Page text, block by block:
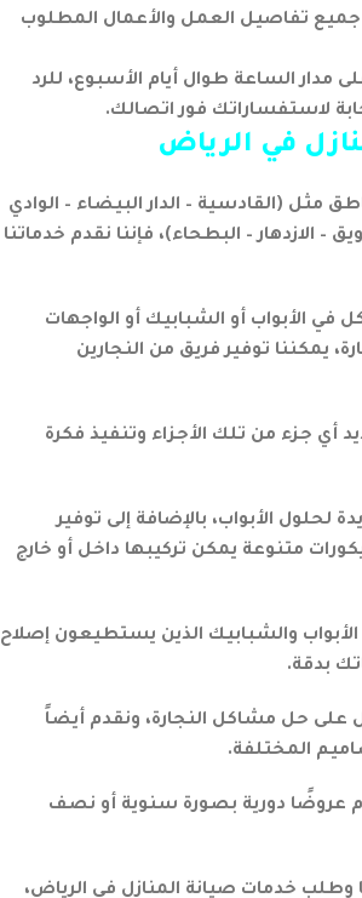
تفاصيل العمل والأعمال المطلوب
مدار الساعة طوال أيام الأسبوع، للرد
لاستفساراتك فور اتصالك.
في الرياض
مثل (القادسية – الدار البيضاء – الوادي
– الازدهار – البطحاء)، فإننا نقدم خدماتنا
الأبواب أو الشبابيك أو الواجهات
يمكننا توفير فريق من النجارين
أي جزء من تلك الأجزاء وتنفيذ فكرة
لحلول الأبواب، بالإضافة إلى توفير
متنوعة يمكن تركيبها داخل أو خارج
الأبواب والشبابيك الذين يستطيعون إصلاح
بدقة.
على حل مشاكل النجارة، ونقدم أيضاً
المختلفة.
عروضًا دورية بصورة سنوية أو نصف
وطلب خدمات صيانة المنازل في الرياض،